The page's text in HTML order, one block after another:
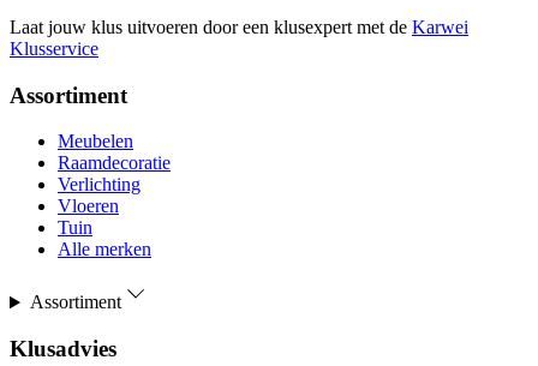
Laat jouw klus uitvoeren door een klusexpert met de Karwei
Klusservice
Assortiment
Meubelen
Raamdecoratie
Verlichting
Vloeren
Tuin
Alle merken
Assortiment
Klusadvies